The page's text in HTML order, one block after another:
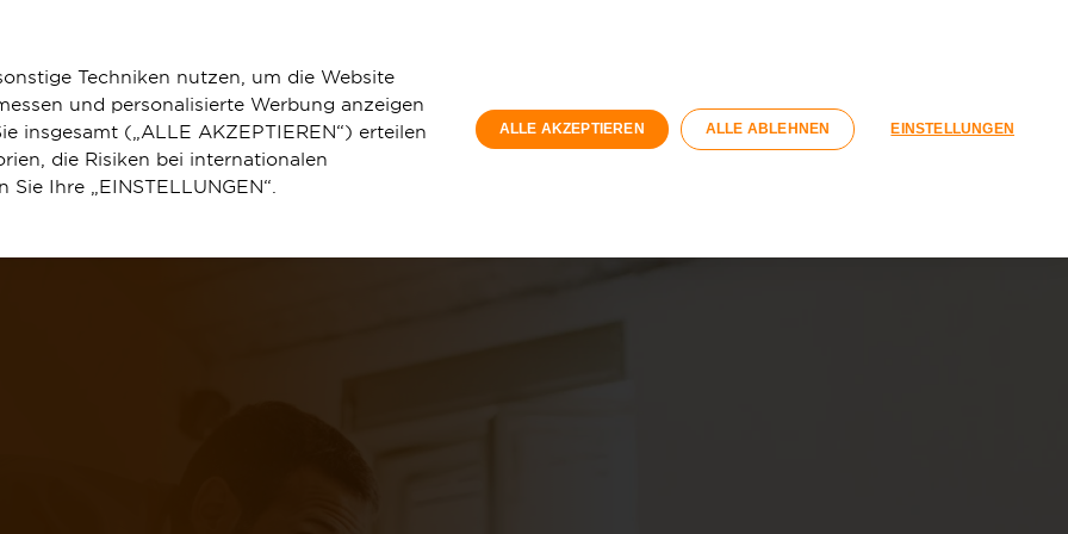
Registrieren
Techniken nutzen, um die Website
und personalisierte Werbung anzeigen
insgesamt („ALLE AKZEPTIEREN“) erteilen
die Risiken bei internationalen
Ihre „EINSTELLUNGEN“.
ALLE AKZEPTIEREN ALLE ABLEHNEN EINSTELLUNGEN